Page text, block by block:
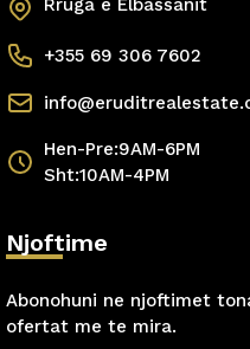
Rruga e Elbassanit
+355 69 306 7602
Hen-Pre:9AM-6PM
Sht:10AM-4PM
Njoftime
Abonohuni ne njoftimet
ofertat me te mira.